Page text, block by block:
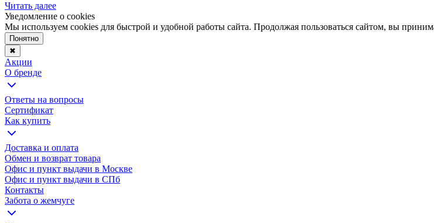
Читать далее
Уведомление о cookies
Мы используем cookies для быстрой и удобной работы сайта. Продолжая пользоваться сайтом, вы
Понятно
✖
Акции
О бренде
Ответы на вопросы
Сертификат
Как купить
Доставка и оплата
Обмен и возврат товара
Офис и пункт выдачи в Москве
Офис и пункт выдачи в СПб
Контакты
Забота о жемчуге